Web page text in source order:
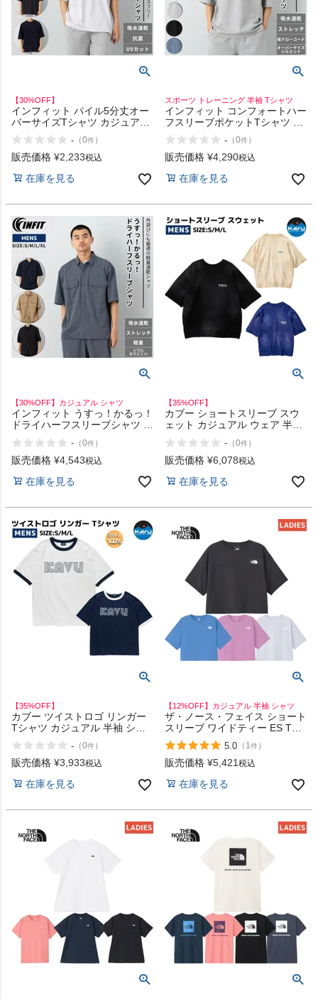
【30%OFF】
インフィット パイル5分丈オー
バーサイズTシャツ カジュアル
アウトドア 半袖 シャツ ティシ
ャツ サステナブル ゆったり 吸
汗速乾 UVケア INFIT アウトレ
- （0件）
販売価格 ¥2,233税込
在庫を見る
スポーツ トレーニング 半袖 Tシャツ
インフィット コンフォートハー
フスリーブポケットTシャツ ス
ポーツ トレーニング カジュア
ル アウトドア フィットネス 半
袖 Tシャツ 吸汗速乾 ゆったり
- （0件）
販売価格 ¥4,290税込
在庫を見る
【30%OFF】カジュアル シャツ
インフィット うすっ！かるっ！
ドライハーフスリーブシャツ カ
ジュアル アウトドア 旅行 半袖
ボタン シャツ 吸汗速乾 ストレ
ッチ 軽量 コンパクト INFIT ア
- （0件）
販売価格 ¥4,543税込
在庫を見る
【35%OFF】
カブー ショートスリーブ スウ
ェット カジュアル ウェア 半袖
タイダイ KAVU アウトレット
セール
- （0件）
販売価格 ¥6,078税込
在庫を見る
【35%OFF】
カブー ツイストロゴ リンガー
Tシャツ カジュアル 半袖 シャ
ツ リンガーデザイン KAVU ア
ウトレット セール
- （0件）
販売価格 ¥3,933税込
在庫を見る
【12%OFF】カジュアル 半袖 シャツ
ザ・ノース・フェイス ショート
スリーブ ワイドティー ES The
North Face Short-sleeve Wide
Tee
5.0 （ 1件）
販売価格 ¥5,421税込
在庫を見る